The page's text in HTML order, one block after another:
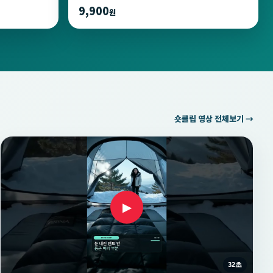
9,900원
숏클립 영상 전체보기 →
▶
32초